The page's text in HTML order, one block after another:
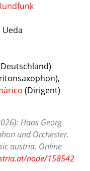
(Dirigent)
Haas Georg
und Orchester.
austria. Online
node/158542